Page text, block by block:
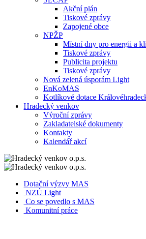
Akční plán
Tiskové zprávy
Zapojené obce
NPŽP
Místní dny pro energii a
Tiskové zprávy
Publicita projektu
Tiskové zprávy
Nová zelená úsporám Light
EnKoMAS
Kotlíkové dotace
Hradecký venkov
Výroční zprávy
Zakladatelské dokumenty
Kontakty
Kalendář akcí
Dotační výzvy MAS
NZÚ Light
Co se povedlo s MAS
Komunitní práce